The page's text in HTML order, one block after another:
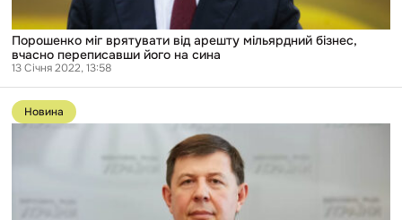
Порошенко міг врятувати від арешту мільярдний бізнес,
вчасно переписавши його на сина
13 Січня 2022, 13:58
Перейти
до
публікації
Новина